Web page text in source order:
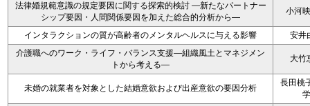
法律婚規範意識の規定要因に関する探索的検討 ―新たなパートナー
シップ要因・人間関係要因を加えた総合的分析から―
小河
インタラクションの質が高齢者のメンタルヘルスに与える影響
安井
介護職へのワーク・ライフ・バランス支援―組織風土とマネジメン
トから考える―
大竹
未婚の就業者を対象とした結婚意欲および出産意欲の要因分析
長田桃
学